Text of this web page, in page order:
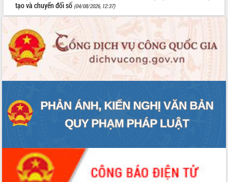
Tiến
Gặp mặt các cơ quan báo chí nhân Kỷ
niệm 101 năm Ngày Báo chí Cách
mạng Việt Nam
Đắk Lắk sơ kết 4 năm triển khai thực
hiện Đề án 06 của Chính phủ
Lắk
Khơi thông điểm nghẽn, đẩy nhanh
giải ngân vốn khắc phục thiên tai
Hội thảo góp ý hồ sơ điều chỉnh quy
hoạch tỉnh Đắk Lắk thời kỳ 2021-2030,
tầm nhìn đến năm 2050
tạo và chuyển đổi số (04/08/2026, 12:37)